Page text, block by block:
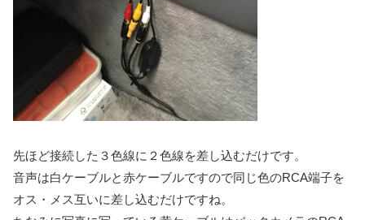
先ほど接続した３色線に２色線を差し込むだけです。
音声は白ケーブルと赤ケーブルですので同じ色のRCA端子を
オス・メス互いに差し込むだけですね。